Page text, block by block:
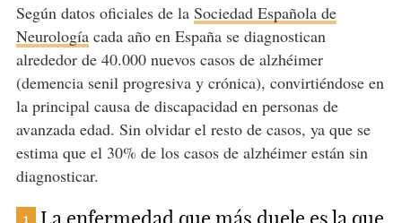
Según datos oficiales de la Sociedad Española de
Neurologíacada año en España se diagnostican
alrededor de 40.000 nuevos casos de alzhéimer
(demencia senil progresiva y crónica), convirtiéndose en
la principal causa de discapacidad en personas de
avanzada edad. Sin olvidar el resto de casos, ya que se
estima que el 30% de los casos de alzhéimer están sin
diagnosticar.
1